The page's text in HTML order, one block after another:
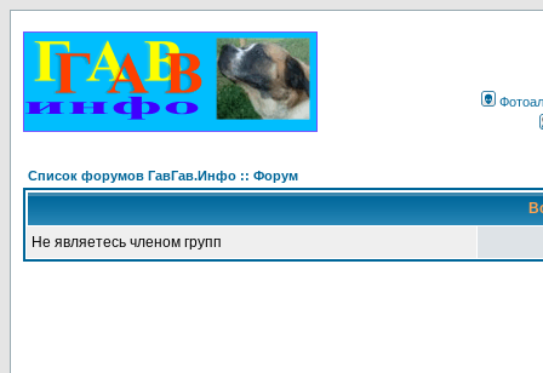
Список форумов ГавГав.Инфо :: Форум
Не являетесь членом групп